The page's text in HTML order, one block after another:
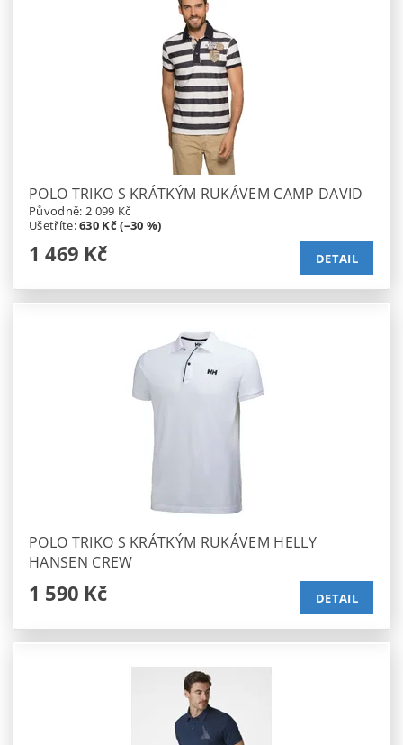
POLO TRIKO S KRÁTKÝM RUKÁVEM CAMP DAVID
Původně: 2 099 Kč
Ušetříte:630 Kč (–30 %)
1 469 Kč DETAIL
POLO TRIKO S KRÁTKÝM RUKÁVEM HELLY
HANSEN CREW
1 590 Kč DETAIL